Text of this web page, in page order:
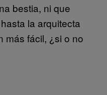
bestia, ni que
la arquitecta
más fácil, ¿si o no